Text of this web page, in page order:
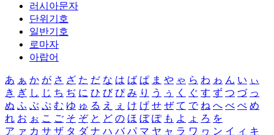
러시아문자
단위기호
일반기호
로마자
아랍어
あ ぁ か が さ ざ た だ な は ば ぱ ま や ゃ ら わ ゎ ん い ぃ
き ぎ し じ ち ぢ に ひ び ぴ み り う ぅ く ぐ す ず つ づ っ
ぬ ふ ぶ ぷ む ゆ ゅ る え ぇ け げ せ ぜ て で ね へ べ ぺ め
れ お ぉ こ ご そ ぞ と ど の ほ ぼ ぽ も よ ょ ろ を
ア ァ カ サ ザ タ ダ ナ ハ バ パ マ ヤ ャ ラ ワ ヮ ン イ ィ キ